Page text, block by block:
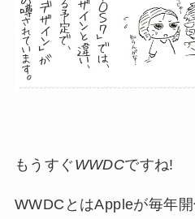
もうすぐ WWDCですね!
WWDCとはAppleが毎年